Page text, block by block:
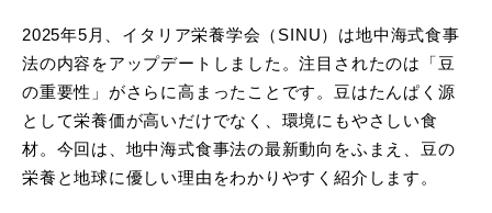
2025年5月、イタリア栄養学会（SINU）は地中海式食事
法の内容をアップデートしました。注目されたのは「豆
の重要性」がさらに高まったことです。豆はたんぱく源
として栄養価が高いだけでなく、環境にもやさしい食
材。今回は、地中海式食事法の最新動向をふまえ、豆の
栄養と地球に優しい理由をわかりやすく紹介します。